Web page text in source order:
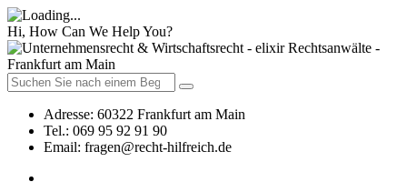
Hi, How Can We Help You?
Adresse: 60322 Frankfurt am Main
Tel.: 069 95 92 91 90
Email: fragen@recht-hilfreich.de